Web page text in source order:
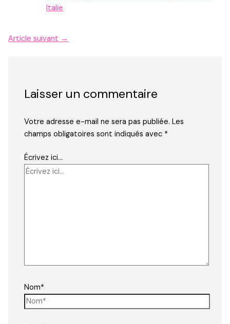
Italie
Article suivant →
Laisser un commentaire
Votre adresse e-mail ne sera pas publiée. Les
champs obligatoires sont indiqués avec *
Écrivez ici…
Nom*